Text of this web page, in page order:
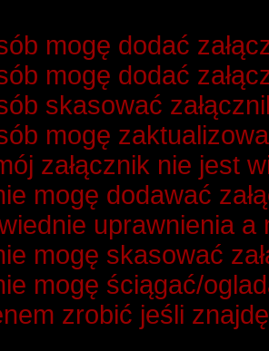
mogę dodać
mogę dodać
skasować
mogę
załącznik nie jest
mogę dodawać
uprawnienia a
mogę skasować
mogę ściągać/
zrobić jeśli